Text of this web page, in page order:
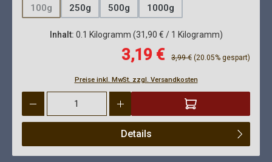
100g
(Diese Option ist zurzeit nicht verfügbar.)
250g 500g 1000g
Inhalt: 0.1 Kilogramm (31,90 € / 1 Kilogramm)
Verkaufspreis:
3,19 € Regulärer Preis:
3,99 € (20.05% gespart)
Preise inkl. MwSt. zzgl. Versandkosten
Produkt Anzahl: Gib den gewünschten Wert ein oder benutze
Details